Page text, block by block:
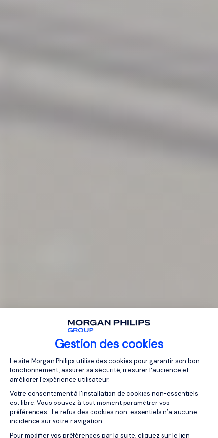
Gestion des cookies
Plateforme de Gestion du
Le site Morgan Philips utilise des cookies pour garantir son bon
fonctionnement, assurer sa sécurité, mesurer l'audience et
améliorer l'expérience utilisateur.
Votre consentement à l'installation de cookies non-essentiels
est libre. Vous pouvez à tout moment paramétrer vos
préférences. Le refus des cookies non-essentiels n’a aucune
incidence sur votre navigation.
Pour modifier vos préférences par la suite, cliquez sur le lien